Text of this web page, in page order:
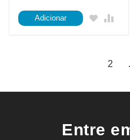
Adicionar
por
2
Entre